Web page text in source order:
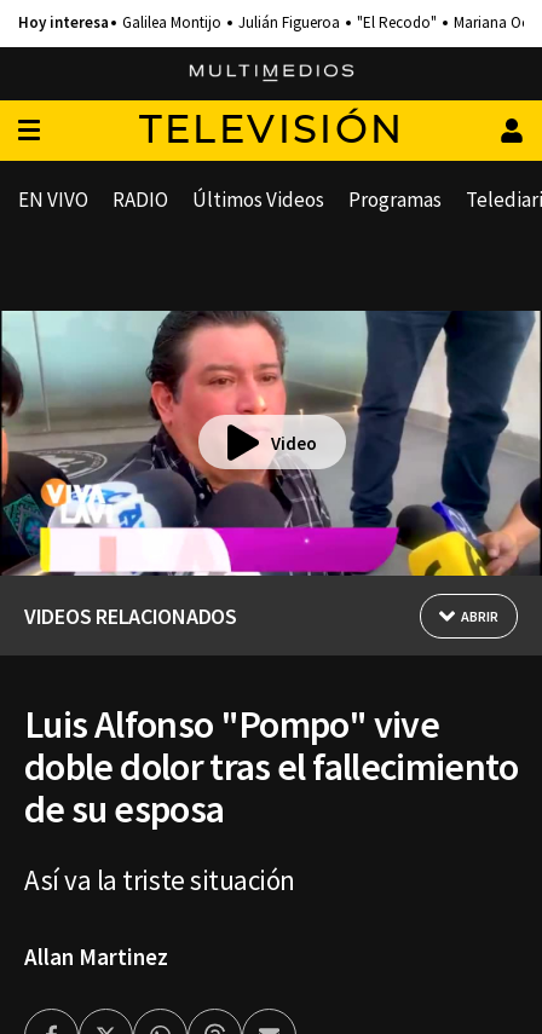
Galilea Montijo Julián Figueroa "El Recodo" Mariana
TELEVISIÓN
EN VIVO RADIO Últimos Videos Programas
Video
VIDEOS RELACIONADOS ABRIR
Luis Alfonso "Pompo" vive
doble dolor tras el fallecimiento
de su esposa
Así va la triste situación
Allan Martinez